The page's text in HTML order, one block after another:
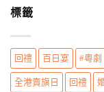
標籤
回禮 百日宴 #粵劇
全港賣旗日 回禮